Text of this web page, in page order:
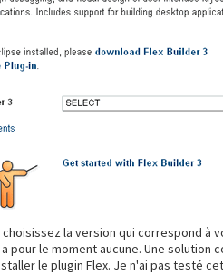
la version qui correspond
pour le moment aucune. Une
le plugin Flex. Je n'ai pas testé